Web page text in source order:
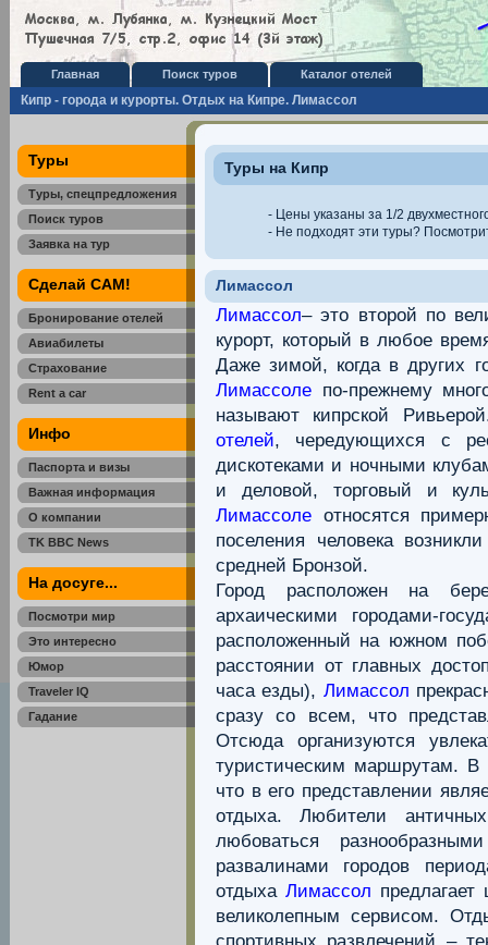
Главная Поиск туров Каталог отелей
Кипр - города и курорты. Отдых на Кипре. Лимассол
Туры
Туры, спецпредложения
Поиск туров
Заявка на тур
Сделай САМ!
Бронирование отелей
Авиабилеты
Страхование
Rent a car
Инфо
Паспорта и визы
Важная информация
О компании
TK BBC News
На досуге...
Посмотри мир
Это интересно
Юмор
Traveler IQ
Гадание
Туры на Кипр
- Цены указаны за 1/2
- Не подходят эти туры?
Лимассол
Лимассол– это второй по
курорт, который в любое
Даже зимой, когда в других
Лимассоле по-прежнему
называют кипрской
отелей, чередующихся с
дискотеками и ночными
и деловой, торговый и
Лимассоле относятся
поселения человека
средней Бронзой.
Город расположен на
архаическими городами-
расположенный на южном
расстоянии от главных
часа езды), Лимассол
сразу со всем, что
Отсюда организуются
туристическим маршрутам. В
что в его представлении
отдыха. Любители
любоваться
развалинами городов
отдыха Лимассол
великолепным сервисом.
спортивных развлечений –